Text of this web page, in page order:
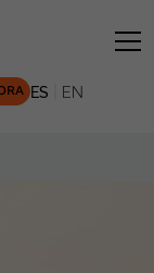
ES EN